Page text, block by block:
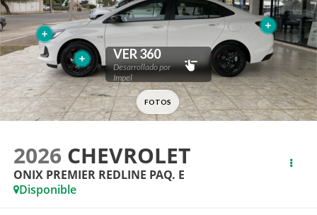
2026 CHEVROLET
ONIX PREMIER REDLINE PAQ. E
Disponible